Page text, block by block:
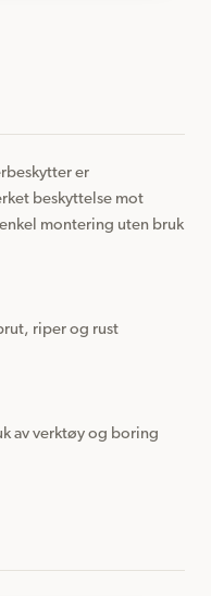
er
beskyttelse mot
montering uten bruk
riper og rust
av verktøy og boring